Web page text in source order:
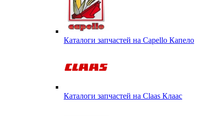
Каталоги запчастей на Capello Капело
Каталоги запчастей на Claas Клаас